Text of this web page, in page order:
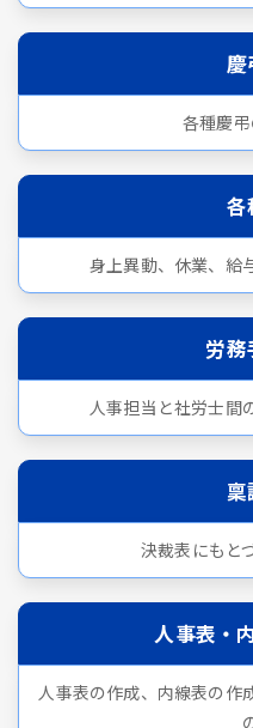
慶
各種慶
各
身上異動、休業、給
労務
人事担当と社労士間
稟
決裁表にもと
人事表・
人事表の作成、内線表の作